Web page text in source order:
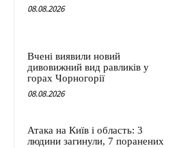
08.08.2026
Вчені виявили новий
дивовижний вид равликів у
горах Чорногорії
08.08.2026
Атака на Київ і область: 3
людини загинули, 7 поранених